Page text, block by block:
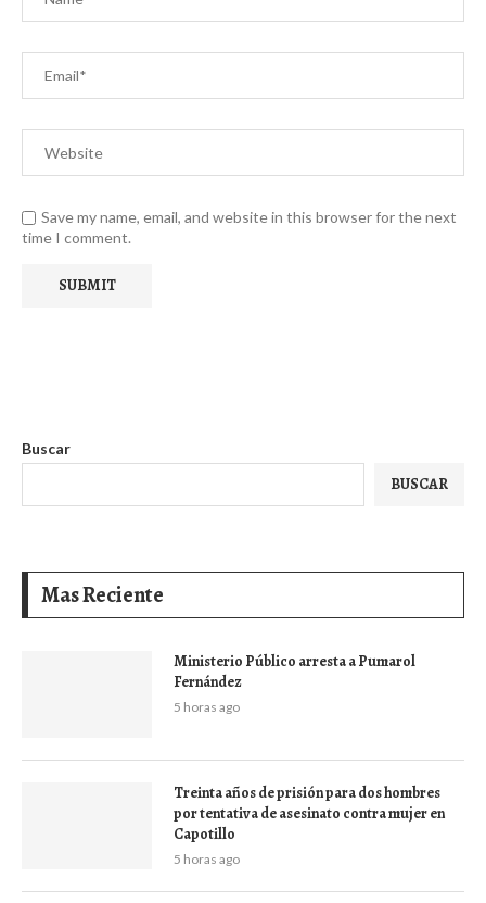
Save my name, email, and website in this browser for the next
time I comment.
Buscar
BUSCAR
Mas Reciente
Ministerio Público arresta a Pumarol
Fernández
5 horas ago
Treinta años de prisión para dos hombres
por tentativa de asesinato contra mujer en
Capotillo
5 horas ago